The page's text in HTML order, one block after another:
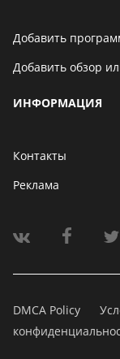
Добавить
Добавить обзор
ИНФОРМАЦИЯ
Контакты
Реклама
DMCA Policy